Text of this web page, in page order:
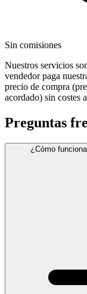
Sin comisiones
Nuestros servicios
vendedor paga
precio de compra
acordado) sin costes
Preguntas
¿Cómo